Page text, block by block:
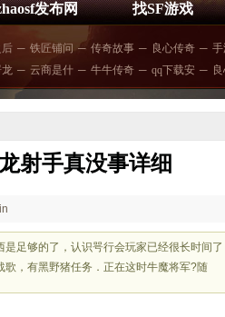
发布网 找SF游戏
后 ─ 铁匠铺问 ─ 传奇故事 ─ 良心传奇 ─ 手
─ 云商是什 ─ 牛牛传奇 ─ qq下载安 ─
射手真没事详细
足够的了，认识咢行会玩家已经很长时间
，有黑野猪任务．正在这时牛魔将军?随